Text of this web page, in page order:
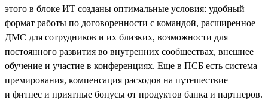
этого в блоке ИТ созданы оптимальные условия: удобный
формат работы по договоренности с командой, расширенное
ДМС для сотрудников и их близких, возможности для
постоянного развития во внутренних сообществах, внешнее
обучение и участие в конференциях. Еще в ПСБ есть система
премирования, компенсация расходов на путешествие
и фитнес и приятные бонусы от продуктов банка и партнеров.